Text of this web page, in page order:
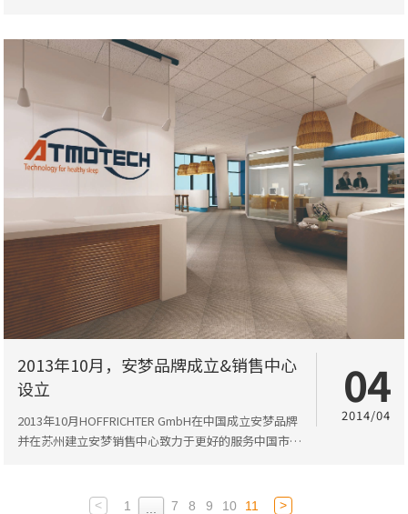
2013年10月，安梦品牌成立&销售中心
设立
2013年10月HOFFRICHTER GmbH在中国成立安梦品牌
并在苏州建立安梦销售中心致力于更好的服务中国市
04
2014/04
< 1 7 8 9 10 11 >